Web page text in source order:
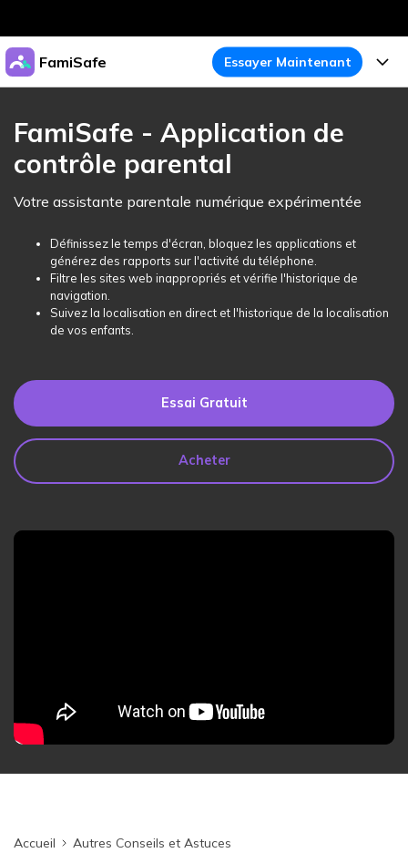
Produits phares
Utilité
Aperçu
Solutions
Actualités
Boutique
Support
FamiSafe Essayer Maintenant
FamiSafe
Protégez la Vie Numérique de Vos Enfants
Essai Gratuit
FamiSafe pour Écoles
Essai Gratuit
Fonctionnalités
Activité de l'Appareil
Service de Localisation
Blog
Traceur de Localisation
Temps d'Écran
Blocage d'Apps
Lire Plus>
Ressources
Thèmes Phares
Guide FamiSafe
Tarifs
FamiSafe - Application de
contrôle parental
Votre assistante parentale numérique expérimentée
Définissez le temps d'écran, bloquez les applications et
générez des rapports sur l'activité du téléphone.
Filtre les sites web inappropriés et vérifie l'historique de
navigation.
Suivez la localisation en direct et l'historique de la localisation
de vos enfants.
Essai Gratuit
Acheter
Accueil
Autres Conseils et Astuces